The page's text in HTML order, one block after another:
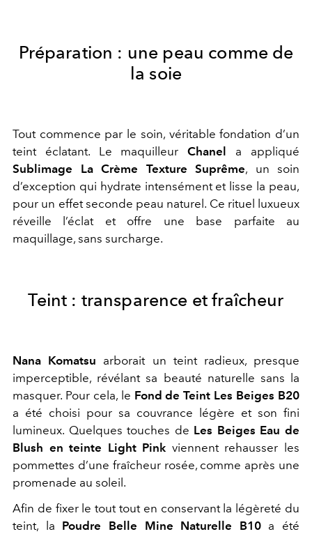
Préparation : une peau comme de
la soie
Tout commence par le soin, véritable fondation d’un
teint éclatant. Le maquilleurChanel
a appliqué
Sublimage La Crème Texture Suprême, un soin
d’exception qui hydrate intensément et lisse la peau,
pour un effet seconde peau naturel. Ce rituel luxueux
réveille l’éclat et offre une base parfaite au
maquillage, sans surcharge.
Teint : transparence et fraîcheur
Nana Komatsu arborait un teint radieux, presque
imperceptible, révélant sa beauté naturelle sans la
masquer. Pour cela, le Fond de Teint Les Beiges B20
a été choisi pour sa couvrance légère et son fini
lumineux. Quelques touches de Les Beiges Eau de
Blush en teinte Light Pink viennent rehausser les
pommettes d’une fraîcheur rosée, comme après une
promenade au soleil.
Afin de fixer le tout tout en conservant la légèreté du
teint, la Poudre Belle Mine Naturelle B10a été